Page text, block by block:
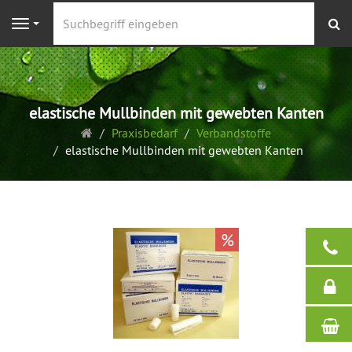
Navigation
elastische Mullbinden mit gewebten Kanten
Startseite
Praxisbedarf
Verbandstoffe
elastische Mullbinden mit gewebten Kanten
%